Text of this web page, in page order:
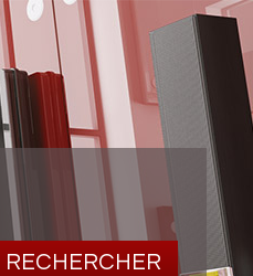
RECHERCHER